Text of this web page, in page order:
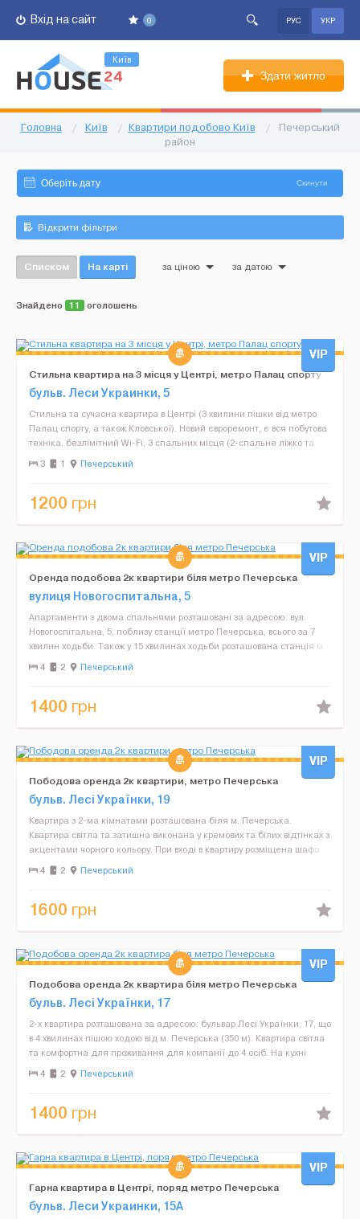
0
Вхід на сайт РУС УКР
Київ
Здати житло
Головна / Київ / Квартири подобово Київ /
Печерський
район
Скинути
Відкрити фільтри
Списком На карті за ціною за датою
Знайдено 11 оголошень
VIP
Стильна квартира на 3 місця у Центрі, метро Палац спорту
бульв. Леси Украинки, 5
Стильна та сучасна квартира в Центрі (3 хвилини пішки від метро
Палац спорту, а також Кловської). Новий євроремонт, є вся побутова
техніка, безлімітний Wi-Fi, 3 спальних місця (2-спальне ліжко та
розкладне крісло). Постільна білиз...
3 1 Печерський
1200 грн
VIP
Оренда подобова 2к квартири біля метро Печерська
вулиця Новогоспитальна, 5
Апартаменти з двома спальнями розташовані за адресою: вул.
Новогоспітальна, 5, поблизу станції метро Печерська, всього за 7
хвилин ходьби. Також у 15 хвилинах ходьби розташована станція м.
Кловська. У пішому доступі від апартамен...
4 2 Печерський
1400 грн
VIP
Пободова оренда 2к квартири, метро Печерська
бульв. Лесі Українки, 19
Квартира з 2-ма кімнатами розташована біля м. Печерська.
Квартира світла та затишна виконана у кремових та білих відтінках з
акцентами чорного кольору. При вході в квартиру розміщена шафа
для верхнього одягу, тумбочка та комод і...
4 2 Печерський
1600 грн
VIP
Подобова оренда 2к квартира біля метро Печерська
бульв. Лесі Українки, 17
2-х квартира розташована за адресою: бульвар Лесі Українки, 17, що
в 4 хвилинах пішою ходою від м. Печерська (350 м). Квартира світла
та комфортна для проживання для компанії до 4 осіб. На кухні
розміщена: газова плита, витяжка,...
4 2 Печерський
1400 грн
VIP
Гарна квартира в Центрі, поряд метро Печерська
бульв. Леси Украинки, 15А